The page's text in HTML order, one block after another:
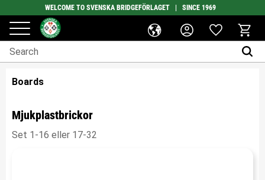
Menu
WELCOME TO SVENSKA BRIDGEFÖRLAGET | SINCE 1969
Favorites
Basket
Boards
Mjukplastbrickor
Set 1-16 eller 17-32